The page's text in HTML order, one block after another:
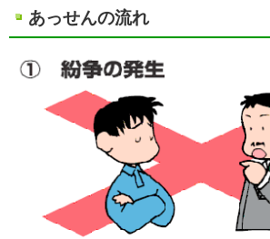
あっせんの流れ